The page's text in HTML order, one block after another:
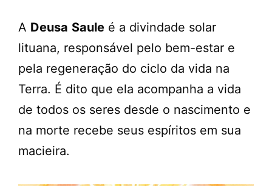
A Deusa Saule é a divindade solar
lituana, responsável pelo bem-estar e
pela regeneração do ciclo da vida na
Terra. É dito que ela acompanha a vida
de todos os seres desde o nascimento e
na morte recebe seus espíritos em sua
macieira.